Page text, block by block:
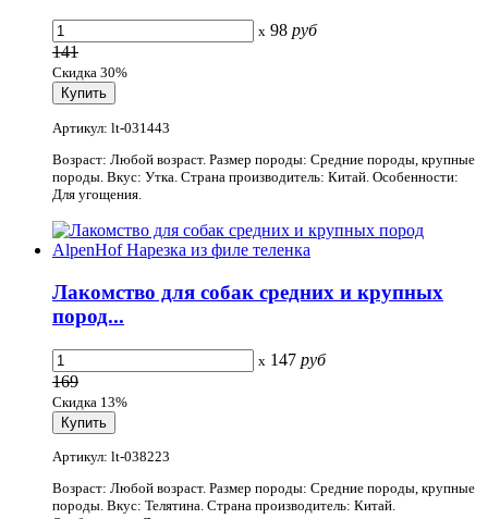
x 98 руб
141
Скидка 30%
Артикул: lt-031443
Возраст: Любой возраст. Размер породы: Средние породы, крупные
породы. Вкус: Утка. Страна производитель: Китай. Особенности:
Для угощения.
Лакомство для собак средних и крупных
пород...
x 147 руб
169
Скидка 13%
Артикул: lt-038223
Возраст: Любой возраст. Размер породы: Средние породы, крупные
породы. Вкус: Телятина. Страна производитель: Китай.